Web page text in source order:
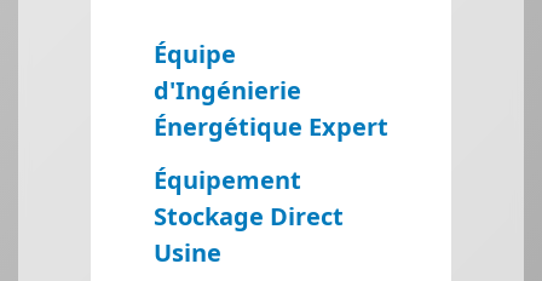
Équipe
d'Ingénierie
Énergétique Expert
Équipement
Stockage Direct
Usine